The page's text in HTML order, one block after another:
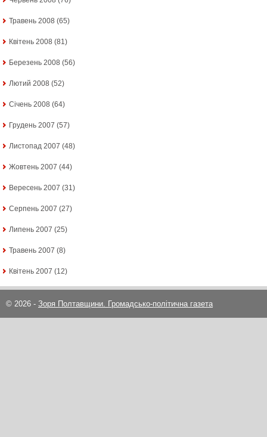
Травень 2008 (65)
Квітень 2008 (81)
Березень 2008 (56)
Лютий 2008 (52)
Січень 2008 (64)
Грудень 2007 (57)
Листопад 2007 (48)
Жовтень 2007 (44)
Вересень 2007 (31)
Серпень 2007 (27)
Липень 2007 (25)
Травень 2007 (8)
Квітень 2007 (12)
© 2026 - Зоря Полтавщини. Громадсько-політична газета